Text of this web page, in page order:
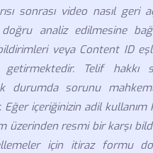
sonrası video nasıl geri
analiz edilmesine
veya Content ID
getirmektedir. Telif hakkı
durumda sorunu
içeriğinizin adil kullanım
üzerinden resmi bir karşı
için itiraz formu